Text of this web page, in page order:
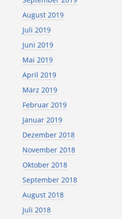
August 2019
Juli 2019
Juni 2019
Mai 2019
April 2019
März 2019
Februar 2019
Januar 2019
Dezember 2018
November 2018
Oktober 2018
September 2018
August 2018
Juli 2018